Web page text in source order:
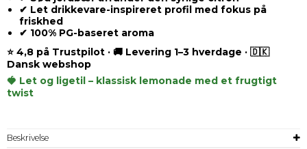
✔ Let drikkevare-inspireret profil med fokus på
friskhed
✔ 100% PG-baseret aroma
⭐ 4,8 på Trustpilot · 🚚 Levering 1–3 hverdage · 🇩🇰
Dansk webshop
🍓 Let og ligetil – klassisk lemonade med et frugtigt
twist
Beskrivelse